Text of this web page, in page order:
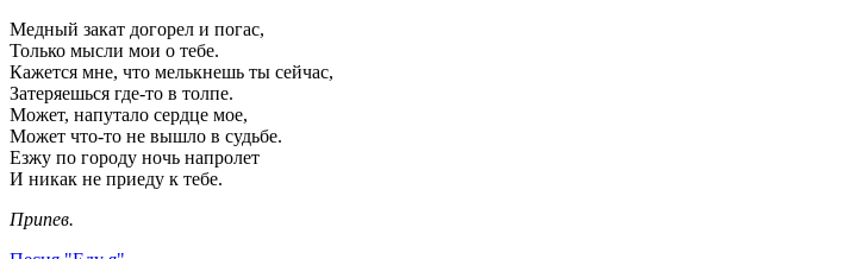
Медный закат догорел и погас,
Только мысли мои о тебе.
Кажется мне, что мелькнешь ты сейчас,
Затеряешься где-то в толпе.
Может, напутало сердце мое,
Может что-то не вышло в судьбе.
Езжу по городу ночь напролет
И никак не приеду к тебе.
Припев.